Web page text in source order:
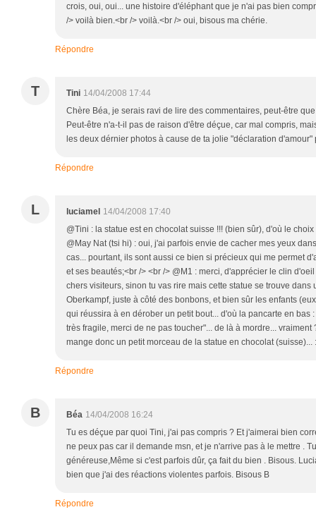
crois, oui, oui... une histoire d'éléphant que je n'ai pas bien
/> voilà bien.<br /> voilà.<br /> oui, bisous ma chérie.
Répondre
T Tini 14/04/2008 17:44
Chère Béa, je serais ravi de lire des commentaires, peut-être
Peut-être n'a-t-il pas de raison d'être déçue, car mal compris,
les deux dérnier photos à cause de ta jolie "déclaration d'amour"
Répondre
L luciamel 14/04/2008 17:40
@Tini : la statue est en chocolat suisse !!! (bien sûr), d'où le
@May Nat (tsi hi) : oui, j'ai parfois envie de cacher mes yeux
cas... pourtant, ils sont aussi ce bien si précieux qui me permet
et ses beautés;<br /> <br /> @M1 : merci, d'apprécier le clin
chers visiteurs, sinon tu vas rire mais cette statue se trouve
Oberkampf, juste à côté des bonbons, et bien sûr les enfants
qui réussira à en dérober un petit bout... d'où la pancarte en bas
très fragile, merci de ne pas toucher"... de là à mordre... vraiment
mange donc un petit morceau de la statue en chocolat (suisse)...
Répondre
B Béa 14/04/2008 16:24
Tu es déçue par quoi Tini, j'ai pas compris ? Et j'aimerai bien
ne peux pas car il demande msn, et je n'arrive pas à le mettre .
généreuse,Même si c'est parfois dûr, ça fait du bien . Bisous.
bien que j'ai des réactions violentes parfois. Bisous B
Répondre